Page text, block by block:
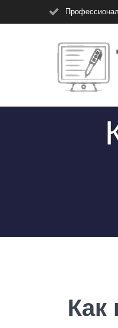
Как